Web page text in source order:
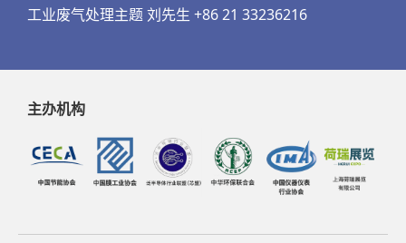
工业废气处理主题 刘先生 +86 21 33236216
主办机构